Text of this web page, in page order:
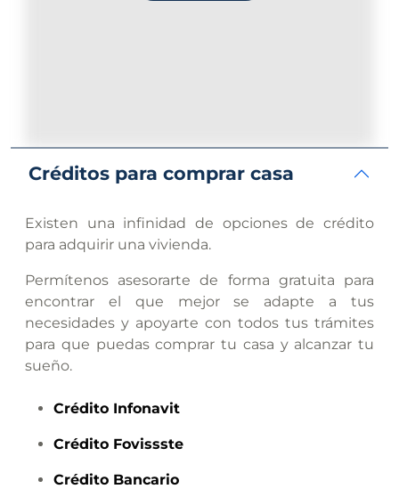
Créditos para comprar casa
Existen una infinidad de opciones de crédito
para adquirir una vivienda.
Permítenos asesorarte de forma gratuita para
encontrar el que mejor se adapte a tus
necesidades y apoyarte con todos tus trámites
para que puedas comprar tu casa y alcanzar tu
sueño.
Crédito Infonavit
Crédito Fovissste
Crédito Bancario